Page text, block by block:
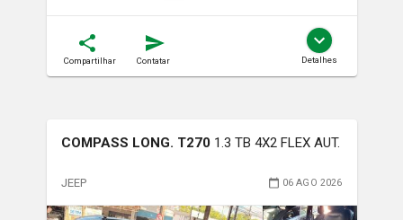
Compartilhar Contatar Detalhes
COMPASS LONG. T270 1.3 TB 4X2 FLEX AUT.
JEEP 06 AGO 2026